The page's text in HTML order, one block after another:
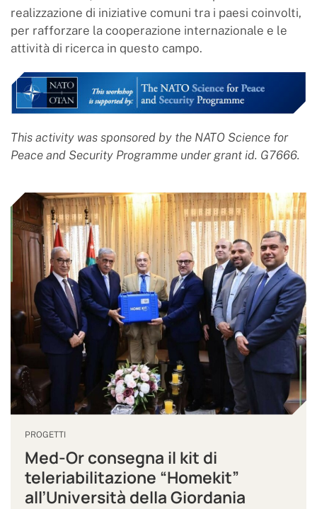
realizzazione di iniziative comuni tra i paesi coinvolti,
per rafforzare la cooperazione internazionale e le
attività di ricerca in questo campo.
This activity was sponsored by the NATO Science for
Peace and Security Programme under grant id. G7666.
PROGETTI
Med-Or consegna il kit di
teleriabilitazione “Homekit”
all’Università della Giordania